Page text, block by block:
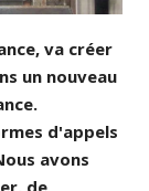
va créer
un nouveau
d'appels
avons
de